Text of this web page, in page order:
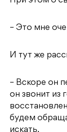
– Это мне
И тут же
– Вскоре он
он звонит из
будем
искать.